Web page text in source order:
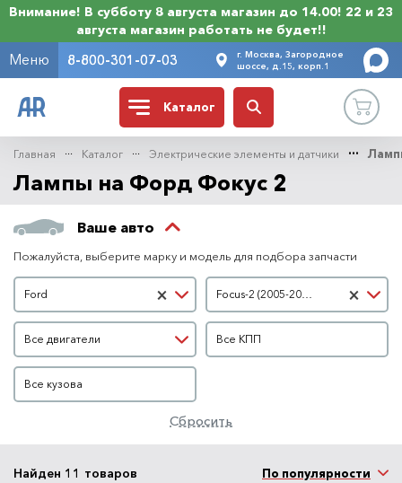
Внимание! В субботу 8 августа магазин до 14.00! 22 и 23
августа магазин работать не будет!!
Меню 8-800-301-07-03
г. Москва, Загородное
шоссе, д.15, корп.1
Каталог
Главная Каталог Электрические элементы и датчики
Лампы на Форд Фокус 2
Ваше авто
Пожалуйста, выберите марку и модель для подбора запчасти
Марка автомобиля
×
Ford
Модель автомобиля
×
Focus-2 (2005-2007 гг)
Двигатель
Все двигатели
КПП
Все КПП
Кузов
Все кузова
Сбросить
Найден 11 товаров По популярности